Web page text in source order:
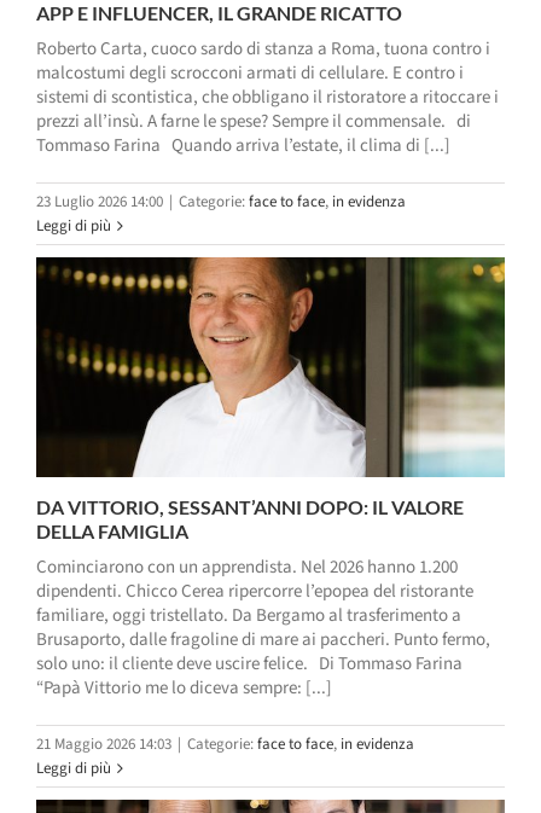
APP E INFLUENCER, IL GRANDE RICATTO
Roberto Carta, cuoco sardo di stanza a Roma, tuona contro i
malcostumi degli scrocconi armati di cellulare. E contro i
sistemi di scontistica, che obbligano il ristoratore a ritoccare i
prezzi all’insù. A farne le spese? Sempre il commensale. di
Tommaso Farina Quando arriva l’estate, il clima di [...]
23 Luglio 2026 14:00 | Categorie:face to face, in evidenza
Leggi di più
DA VITTORIO, SESSANT’ANNI DOPO: IL VALORE
DELLA FAMIGLIA
Cominciarono con un apprendista. Nel 2026 hanno 1.200
dipendenti. Chicco Cerea ripercorre l’epopea del ristorante
familiare, oggi tristellato. Da Bergamo al trasferimento a
Brusaporto, dalle fragoline di mare ai paccheri. Punto fermo,
solo uno: il cliente deve uscire felice. Di Tommaso Farina
“Papà Vittorio me lo diceva sempre: [...]
21 Maggio 2026 14:03 | Categorie:face to face, in evidenza
Leggi di più